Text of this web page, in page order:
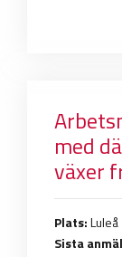
med
växer
Plats:Luleå
Sista